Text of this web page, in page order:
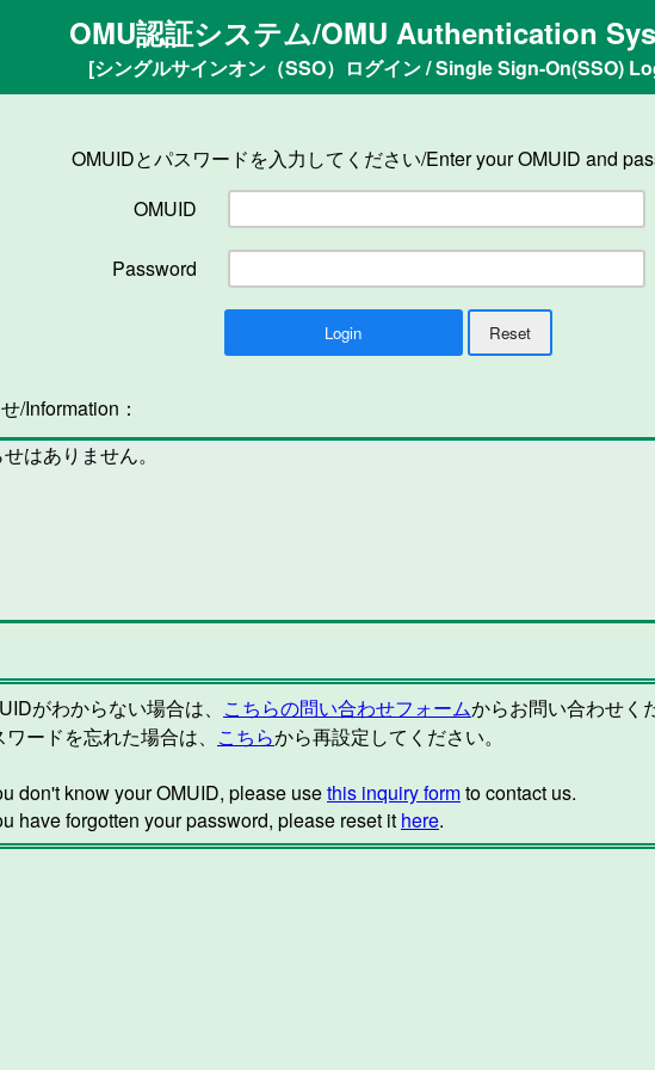
OMU認証システム/OMU Authentication
[シングルサインオン（SSO）ログイン / Single Sign-On(SSO)
OMUIDとパスワードを入力してください/Enter your OMUID and
OMUID
Password
/Information：
がわからない場合は、 こちらの問い合わせフォームからお問い合わせく
ードを忘れた場合は、 こちらから再設定してください。
don't know your OMUID, please usethis inquiry formto contact us.
have forgotten your password, please reset it here.